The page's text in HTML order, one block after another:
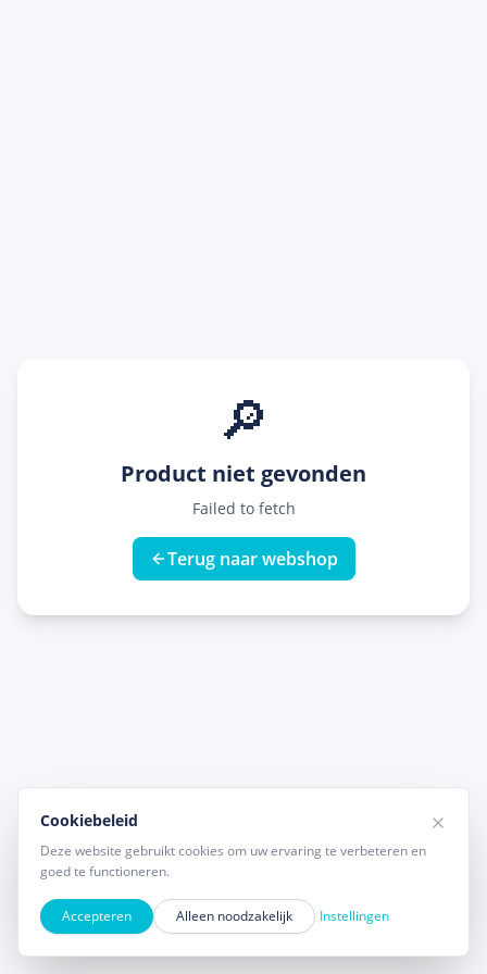
🔎
Product niet gevonden
Failed to fetch
Terug naar webshop
Cookiebeleid
Deze website gebruikt cookies om uw ervaring te verbeteren en
goed te functioneren.
Accepteren Alleen noodzakelijk Instellingen